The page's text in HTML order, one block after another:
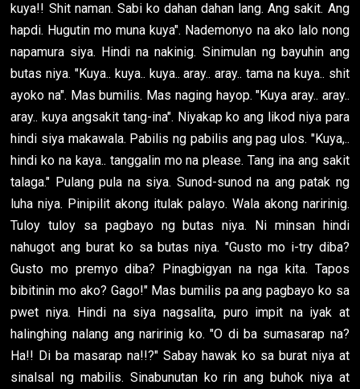
kuya!! Shit naman. Sabi ko dahan dahan lang. Ang sakit. Ang
hapdi. Hugutin mo muna kuya". Nademonyo na ako lalo nong
napamura siya. Hindi na nakinig. Sinimulan ng bayuhin ang
butas niya. "Kuya.. kuya.. kuya.. aray.. aray.. tama na kuya.. shit
ayoko na". Mas bumilis. Mas naging hayop. "Kuya aray.. aray..
aray.. kuya angsakit tang-ina". Niyakap ko ang likod niya para
hindi siya makawala. Pabilis ng pabilis ang pag ulos. "Kuya,..
hindi ko na kaya.. tanggalin mo na please. Tang ina ang sakit
talaga." Pulang pula na siya. Sunod-sunod na ang patak ng
luha niya. Pinipilit akong itulak palayo. Wala akong naririnig.
Tuloy tuloy sa pagbayo ng butas niya. Ni minsan hindi
nahugot ang burat ko sa butas niya. "Gusto mo i-try diba?
Gusto mo premyo diba? Pinagbigyan na nga kita. Tapos
bibitinin mo ako? Gago!" Mas bumilis pa ang pagbayo ko sa
pwet niya. Hindi na siya nagsalita, puro impit na iyak at
halinghing nalang ang naririnig ko. "O di ba sumasarap na?
Ha!! Di ba masarap na!!?" Sabay hawak ko sa burat niya at
sinalsal ng mabilis. Sinabunutan ko rin ang buhok niya at